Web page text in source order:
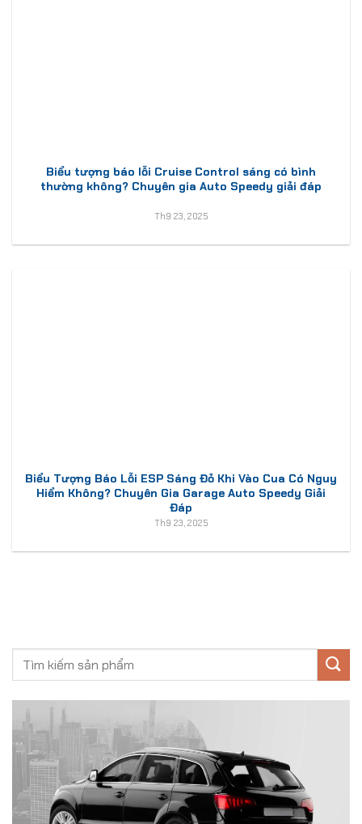
Biểu tượng báo lỗi Cruise Control sáng có bình
thường không? Chuyên gia Auto Speedy giải đáp
Th9 23, 2025
Biểu Tượng Báo Lỗi ESP Sáng Đỏ Khi Vào Cua Có Nguy
Hiểm Không? Chuyên Gia Garage Auto Speedy Giải
Đáp
Th9 23, 2025